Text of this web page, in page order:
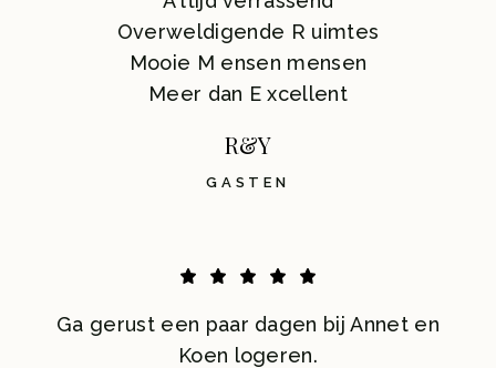
Overweldigende R uimtes
Mooie M ensen mensen
Meer dan E xcellent
R&Y
GASTEN
Ga gerust een paar dagen bij Annet en
Koen logeren.